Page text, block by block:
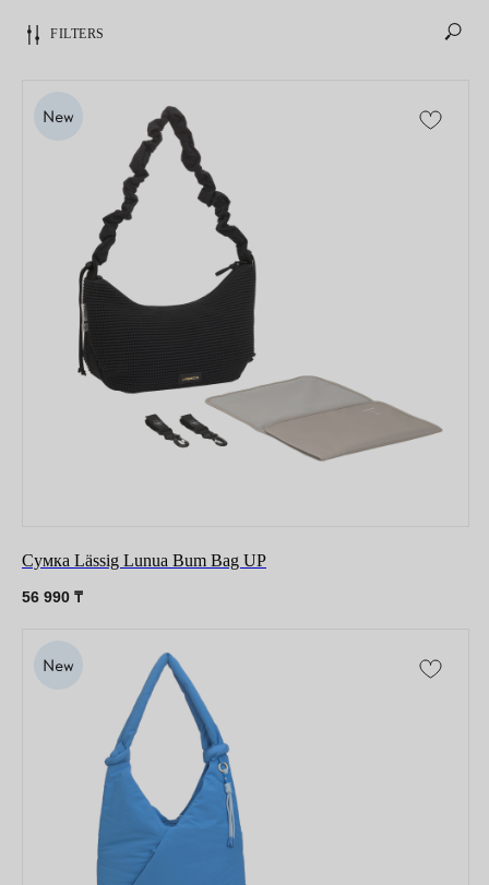
FILTERS
Сумка Lässig Lunua Bum Bag UP
56 990 ₸